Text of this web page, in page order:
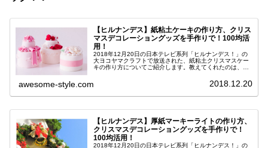
【ヒルナンデス】紙粘土ケーキの作り方、クリス
マスデコレーショングッズを手作りで！100均活
用！
2018年12月20日の日本テレビ系列「ヒルナンデス！」の
大ヨコヤマクラフトで放送された、紙粘土クリスマスケー
キの作り方についてご紹介します。教えてくれたのは、ハ
awesome-style.com 2018.12.20
【ヒルナンデス】厚紙マーキーライトの作り方、
クリスマスデコレーショングッズを手作りで！
100均活用！
2018年12月20日の日本テレビ系列「ヒルナンデス！」の